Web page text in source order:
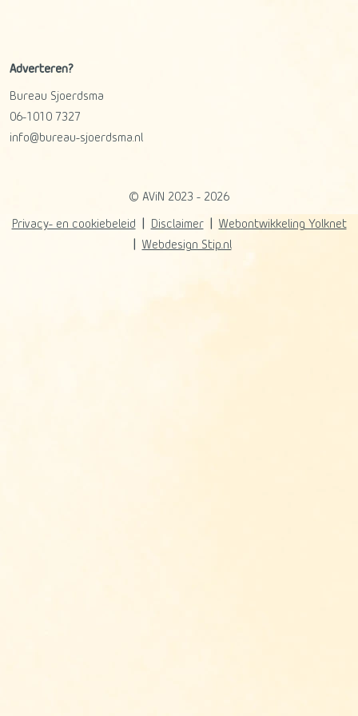
Adverteren?
Bureau Sjoerdsma
06-1010 7327
info@bureau-sjoerdsma.nl
© AViN 2023 - 2026
Privacy- en cookiebeleid Disclaimer
Webontwikkeling Yolknet
Webdesign Stip.nl